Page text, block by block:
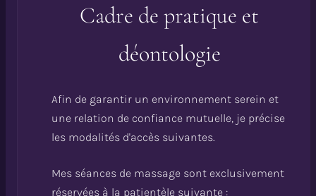
Cadre de pratique et
déontologie
Afin de garantir un environnement serein et
une relation de confiance mutuelle, je précise
les modalités d'accès suivantes.
Mes séances de massage sont exclusivement
réservées à la patientèle suivante :